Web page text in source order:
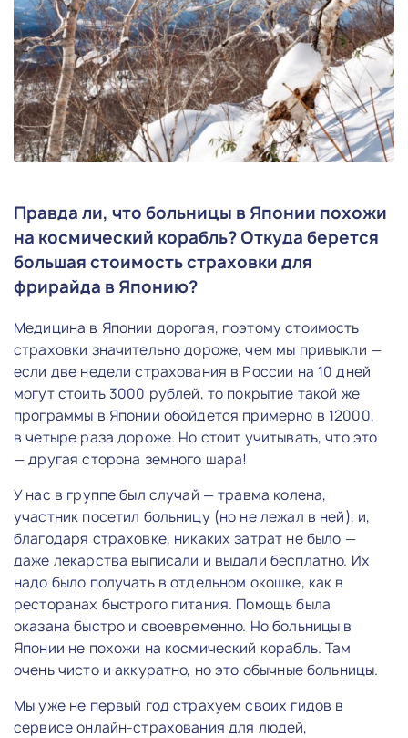
Правда ли, что больницы в Японии похожи
на космический корабль? Откуда берется
большая стоимость страховки для
фрирайда в Японию?
Медицина в Японии дорогая, поэтому стоимость
страховки значительно дороже, чем мы привыкли —
если две недели страхования в России на 10 дней
могут стоить 3000 рублей, то покрытие такой же
программы в Японии обойдется примерно в 12000,
в четыре раза дороже. Но стоит учитывать, что это
— другая сторона земного шара!
У нас в группе был случай — травма колена,
участник посетил больницу (но не лежал в ней), и,
благодаря страховке, никаких затрат не было —
даже лекарства выписали и выдали бесплатно. Их
надо было получать в отдельном окошке, как в
ресторанах быстрого питания. Помощь была
оказана быстро и своевременно. Но больницы в
Японии не похожи на космический корабль. Там
очень чисто и аккуратно, но это обычные больницы.
Мы уже не первый год страхуем своих гидов в
сервисе онлайн-страхования для людей,